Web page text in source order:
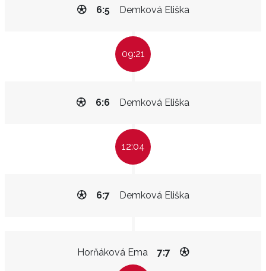
Demková Eliška
6:5
09:21
Demková Eliška
6:6
12:04
Demková Eliška
6:7
Horňáková Ema 7:7